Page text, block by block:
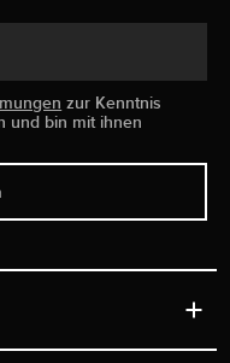
zur Kenntnis
und bin mit ihnen